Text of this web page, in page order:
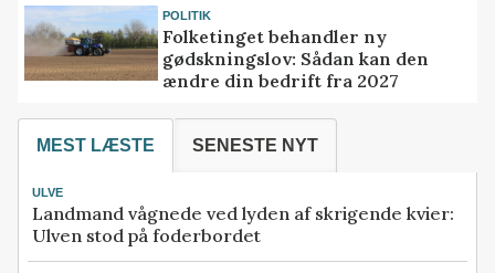
POLITIK
Folketinget behandler ny
gødskningslov: Sådan kan den
ændre din bedrift fra 2027
MEST LÆSTE SENESTE NYT
ULVE
Landmand vågnede ved lyden af skrigende kvier:
Ulven stod på foderbordet